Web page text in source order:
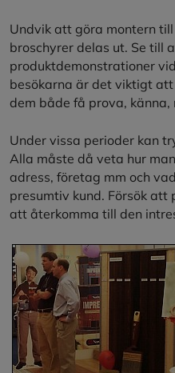
Undvik att göra montern
broschyrer delas ut. Se till
produktdemonstrationer
besökarna är det viktigt
dem både få prova, känna,
Under vissa perioder kan
Alla måste då veta hur
adress, företag mm och
presumtiv kund. Försök
att återkomma till den